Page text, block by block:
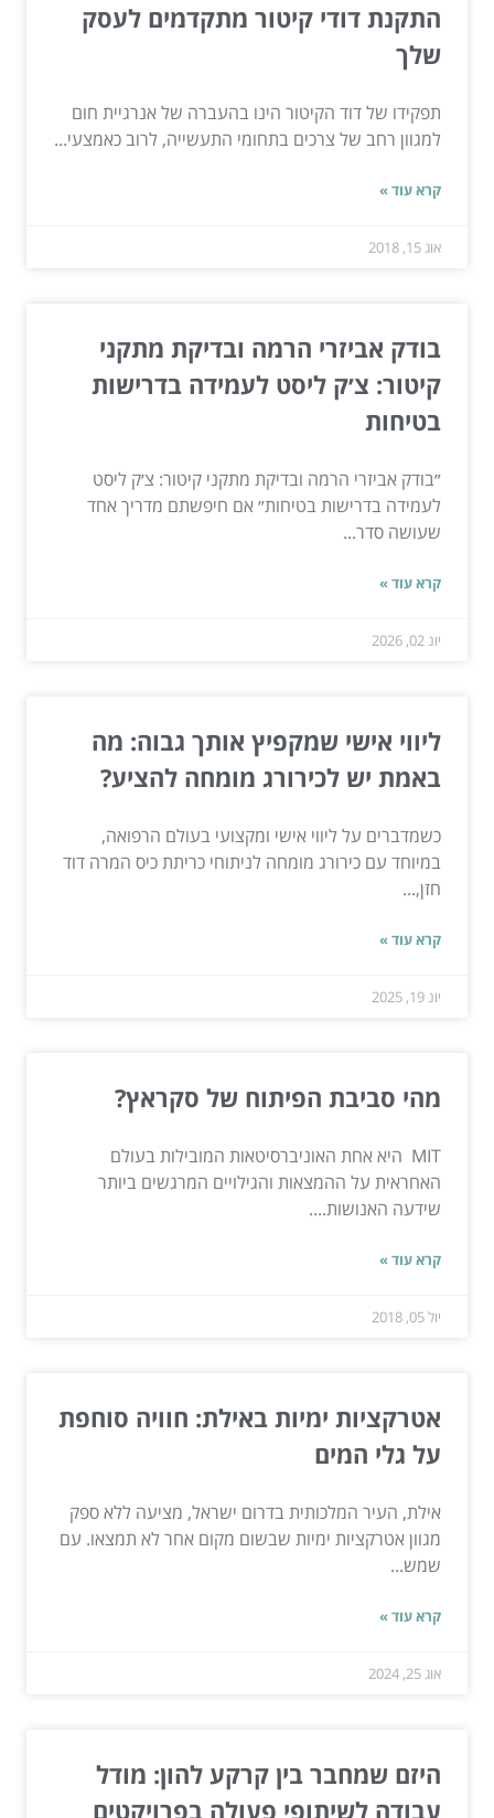
התקנת דודי קיטור מתקדמים לעסק
שלך
תפקידו של דוד הקיטור הינו בהעברה של אנרגיית חום
למגוון רחב של צרכים בתחומי התעשייה, לרוב כאמצעי...
קרא עוד »
אוג 15, 2018
בודק אביזרי הרמה ובדיקת מתקני
קיטור: צ׳ק ליסט לעמידה בדרישות
בטיחות
״בודק אביזרי הרמה ובדיקת מתקני קיטור: צ׳ק ליסט
לעמידה בדרישות בטיחות״ אם חיפשתם מדריך אחד
שעושה סדר...
קרא עוד »
יונ 02, 2026
ליווי אישי שמקפיץ אותך גבוה: מה
באמת יש לכירורג מומחה להציע?
כשמדברים על ליווי אישי ומקצועי בעולם הרפואה,
במיוחד עם כירורג מומחה לניתוחי כריתת כיס המרה דוד
חזן,...
קרא עוד »
יונ 19, 2025
מהי סביבת הפיתוח של סקראץ?
MIT היא אחת האוניברסיטאות המובילות בעולם
האחראית על ההמצאות והגילויים המרגשים ביותר
שידעה האנושות....
קרא עוד »
יול 05, 2018
אטרקציות ימיות באילת: חוויה סוחפת
על גלי המים
אילת, העיר המלכותית בדרום ישראל, מציעה ללא ספק
מגוון אטרקציות ימיות שבשום מקום אחר לא תמצאו. עם
שמש...
קרא עוד »
אוג 25, 2024
היזם שמחבר בין קרקע להון: מודל
עבודה לשיתופי פעולה בפרויקטים